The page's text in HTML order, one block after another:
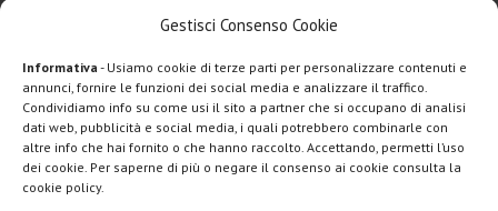
Gestisci Consenso Cookie
Informativa - Usiamo cookie di terze parti per personalizzare contenuti e
annunci, fornire le funzioni dei social media e analizzare il traffico.
Condividiamo info su come usi il sito a partner che si occupano di analisi
dati web, pubblicità e social media, i quali potrebbero combinarle con
altre info che hai fornito o che hanno raccolto. Accettando, permetti l’uso
dei cookie. Per saperne di più o negare il consenso ai cookie consulta la
cookie policy.
una particolare attenzione al mondo Android, Apple e
LEGGI ANCHE
Motorola rinnova